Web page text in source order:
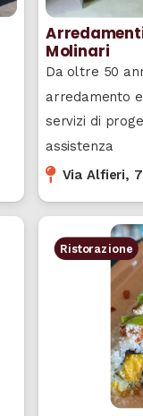
Molinari
Da oltre 50
arredamento
servizi di
assistenza
Via Alfieri,
Ristorazione